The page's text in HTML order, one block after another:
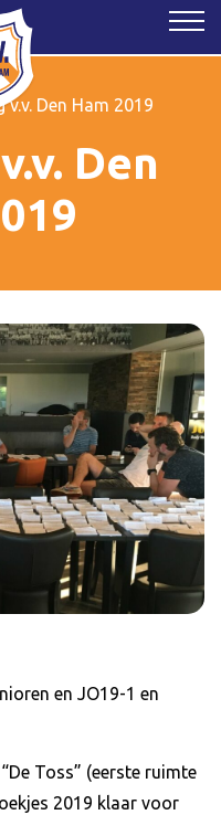
v.v. Den Ham 2019
Den
en JO19-1 en
Toss” (eerste ruimte
2019 klaar voor